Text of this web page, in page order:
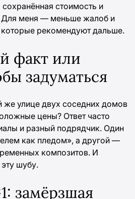
стоимость и
Для меня — меньше жалоб и
которые рекомендуют дальше.
факт или
задуматься
же улице двух соседних домов
цены? Ответ часто
и разный подрядчик. Один
как пледом», а другой —
композитов. И
эту шубу.
замёрзшая